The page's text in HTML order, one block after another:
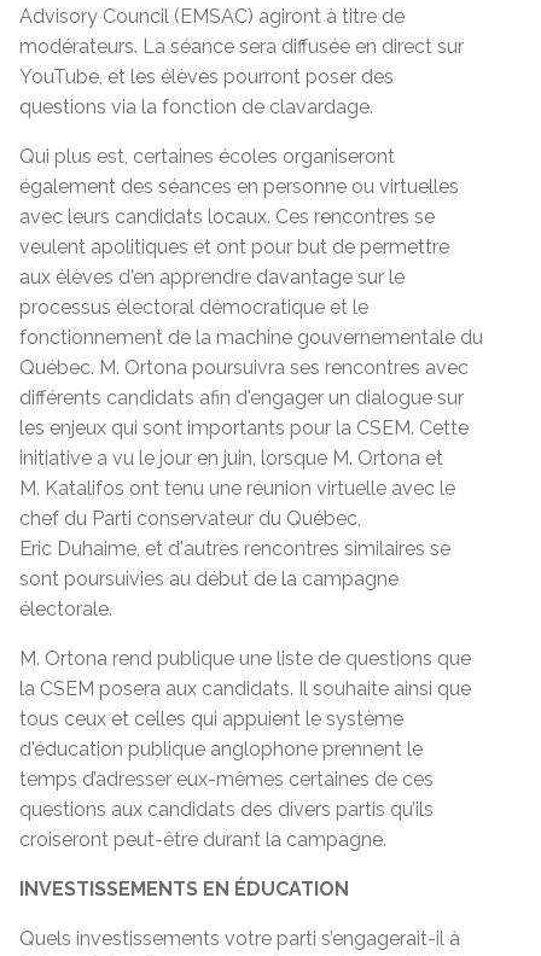
Advisory Council (EMSAC) agiront à titre de
modérateurs. La séance sera diffusée en direct sur
YouTube, et les élèves pourront poser des
questions via la fonction de clavardage.
Qui plus est, certaines écoles organiseront
également des séances en personne ou virtuelles
avec leurs candidats locaux. Ces rencontres se
veulent apolitiques et ont pour but de permettre
aux élèves d'en apprendre davantage sur le
processus électoral démocratique et le
fonctionnement de la machine gouvernementale du
Québec. M. Ortona poursuivra ses rencontres avec
différents candidats afin d'engager un dialogue sur
les enjeux qui sont importants pour la CSEM. Cette
initiative a vu le jour en juin, lorsque M. Ortona et
M. Katalifos ont tenu une réunion virtuelle avec le
chef du Parti conservateur du Québec,
Eric Duhaime, et d'autres rencontres similaires se
sont poursuivies au début de la campagne
électorale.
M. Ortona rend publique une liste de questions que
la CSEM posera aux candidats. Il souhaite ainsi que
tous ceux et celles qui appuient le système
d'éducation publique anglophone prennent le
temps d’adresser eux-mêmes certaines de ces
questions aux candidats des divers partis qu’ils
croiseront peut-être durant la campagne.
INVESTISSEMENTS EN ÉDUCATION
Quels investissements votre parti s’engagerait-il à